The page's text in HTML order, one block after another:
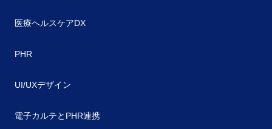
医療ヘルスケアDX
PHR
UI/UXデザイン
電子カルテとPHR連携